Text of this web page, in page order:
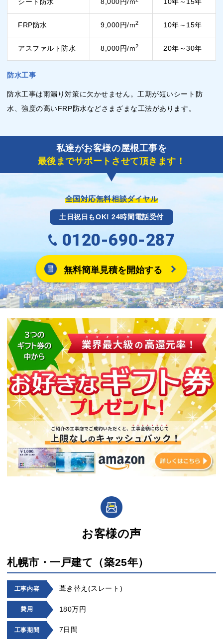
シート防水 8,000円/m 10年～15年
FRP防水 9,000円/m2 10年～15年
アスファルト防水 8,000円/m2 20年～30年
防水工事
防水工事は雨漏り対策に欠かせません。工期が短いシート防
水、強度の高いFRP防水などさまざまな工法があります。
私達がお客様の屋根工事を
最後までサポートさせて頂きます！
全国対応無料相談ダイヤル
土日祝日もOK! 24時間電話受付
0120-690-287
無料簡単見積を開始する
お客様の声
札幌市・一戸建て（築25年）
工事内容 葺き替え(スレート)
費用 180万円
工事期間 7日間